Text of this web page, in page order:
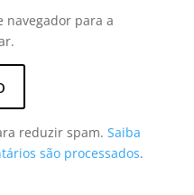
navegador para a
reduzir spam. Saiba
são processados.